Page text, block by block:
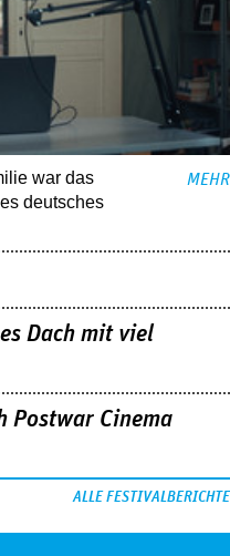
war das
deutsches
MEHR
Dach mit viel
Postwar Cinema
ALLE FESTIVALBERICHTE